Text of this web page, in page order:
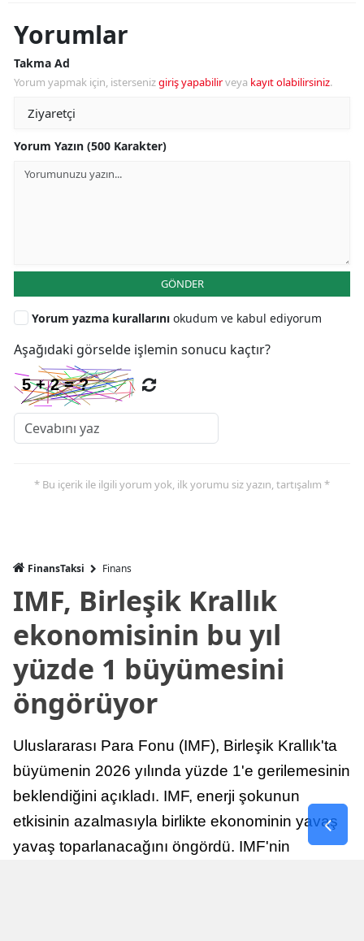
Yorumlar
Takma Ad
Yorum yapmak için, istersenizgiriş yapabilirveya kayıt olabilirsiniz.
Yorum Yazın (500 Karakter)
GÖNDER
Yorum yazma kurallarını okudum ve kabul ediyorum
Aşağıdaki görselde işlemin sonucu kaçtır?
* Bu içerik ile ilgili yorum yok, ilk yorumu siz yazın, tartışalım *
FinansTaksi Finans
IMF, Birleşik Krallık
ekonomisinin bu yıl
yüzde 1 büyümesini
öngörüyor
Uluslararası Para Fonu (IMF), Birleşik Krallık'ta
büyümenin 2026 yılında yüzde 1'e gerilemesinin
beklendiğini açıkladı. IMF, enerji şokunun
etkisinin azalmasıyla birlikte ekonominin yavaş
yavaş toparlanacağını öngördü. IMF'nin